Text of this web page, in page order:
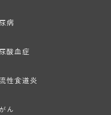
病
酸血症
性食道炎
ん